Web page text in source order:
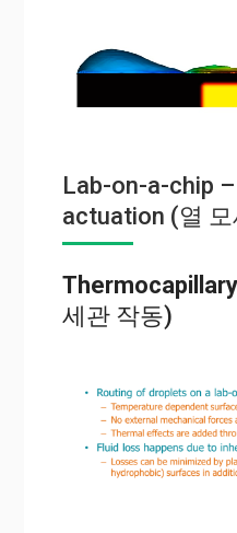
Lab-on-a-chip
actuation (열
세관 작동)